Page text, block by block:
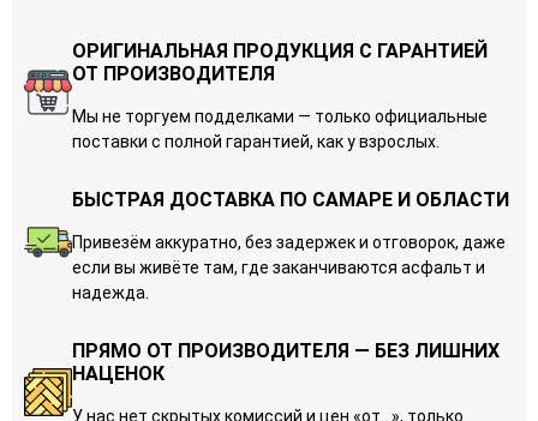
ОРИГИНАЛЬНАЯ ПРОДУКЦИЯ С ГАРАНТИЕЙ
ОТ ПРОИЗВОДИТЕЛЯ
Мы не торгуем подделками — только официальные
поставки с полной гарантией, как у взрослых.
БЫСТРАЯ ДОСТАВКА ПО САМАРЕ И ОБЛАСТИ
Привезём аккуратно, без задержек и отговорок, даже
если вы живёте там, где заканчиваются асфальт и
надежда.
ПРЯМО ОТ ПРОИЗВОДИТЕЛЯ — БЕЗ ЛИШНИХ
НАЦЕНОК
У нас нет скрытых комиссий и цен «от…», только